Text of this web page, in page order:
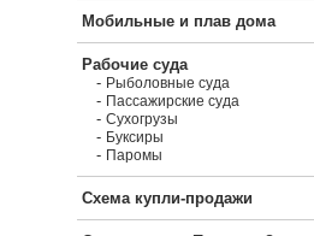
Мобильные и плав дома
Рабочие суда
- Рыболовные суда
- Пассажирские суда
- Сухогрузы
- Буксиры
- Паромы
Схема купли-продажи